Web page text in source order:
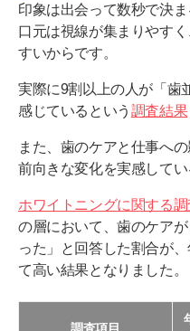
印象は出会って数秒で決
口元は視線が集まりやす
すいからです。
実際に9割以上の人が「歯
感じているという 調査結果
また、歯のケアと仕事へ
前向きな変化を実感してい
ホワイトニングに関する調
の層において、歯のケア
った」と回答した割合が
て高い結果となりました。